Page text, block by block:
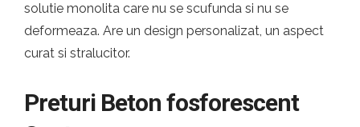
solutie monolita care nu se scufunda si nu se
deformeaza. Are un design personalizat, un aspect
curat si stralucitor.
Preturi Beton fosforescent